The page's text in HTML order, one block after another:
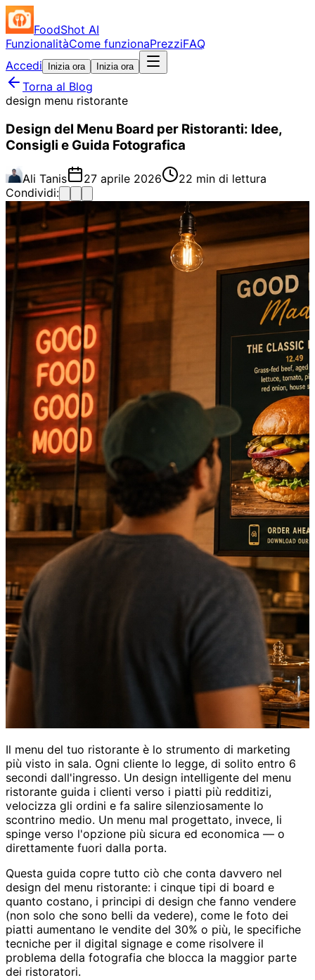
FoodShot AI
FunzionalitàCome funzionaPrezziFAQ
Accedi
Inizia ora Inizia ora
Torna al Blog
design menu ristorante
Design del Menu Board per Ristoranti: Idee,
Consigli e Guida Fotografica
Ali Tanis 27 aprile 2026
22 min di lettura
Condividi:
Il menu del tuo ristorante è lo strumento di marketing
più visto in sala. Ogni cliente lo legge, di solito entro 6
secondi dall'ingresso. Un design intelligente del menu
ristorante guida i clienti verso i piatti più redditizi,
velocizza gli ordini e fa salire silenziosamente lo
scontrino medio. Un menu mal progettato, invece, li
spinge verso l'opzione più sicura ed economica — o
direttamente fuori dalla porta.
Questa guida copre tutto ciò che conta davvero nel
design del menu ristorante: i cinque tipi di board e
quanto costano, i principi di design che fanno vendere
(non solo che sono belli da vedere), come le foto dei
piatti aumentano le vendite del 30% o più, le specifiche
tecniche per il digital signage e come risolvere il
problema della fotografia che blocca la maggior parte
dei ristoratori.